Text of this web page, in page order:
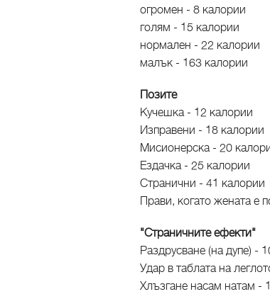
огромен - 8 калории
голям - 15 калории
нормален - 22 калории
малък - 163 калории
Позите
Кучешка - 12 калории
Изправени - 18 калории
Мисионерска - 20
Ездачка - 25 калории
Странични - 41 калории
Прави, когато жената е
"Страничните ефекти"
Раздрусване (на дупе) -
Удар в таблата на
Хлъзгане насам натам -